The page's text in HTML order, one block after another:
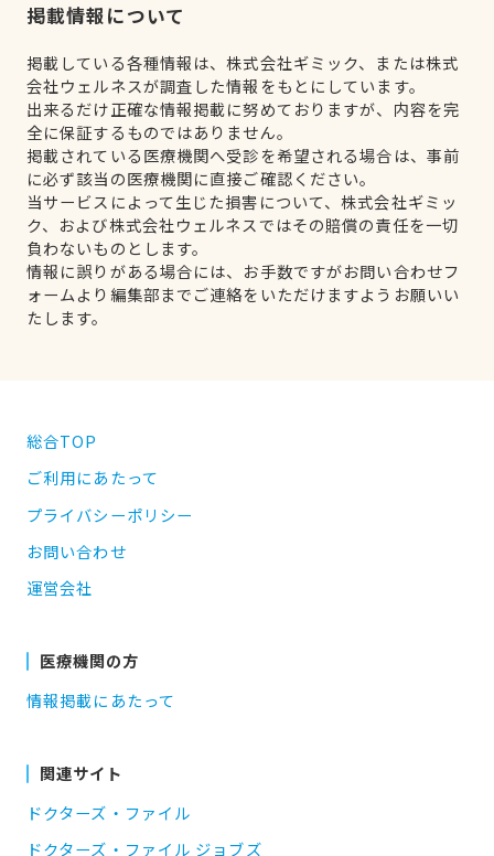
掲載情報について
掲載している各種情報は、株式会社ギミック、または株式
会社ウェルネスが調査した情報をもとにしています。
出来るだけ正確な情報掲載に努めておりますが、内容を完
全に保証するものではありません。
掲載されている医療機関へ受診を希望される場合は、事前
に必ず該当の医療機関に直接ご確認ください。
当サービスによって生じた損害について、株式会社ギミッ
ク、および株式会社ウェルネスではその賠償の責任を一切
負わないものとします。
情報に誤りがある場合には、お手数ですがお問い合わせフ
ォームより編集部までご連絡をいただけますようお願いい
たします。
総合TOP
ご利用にあたって
プライバシーポリシー
お問い合わせ
運営会社
医療機関の方
情報掲載にあたって
関連サイト
ドクターズ・ファイル
ドクターズ・ファイル ジョブズ